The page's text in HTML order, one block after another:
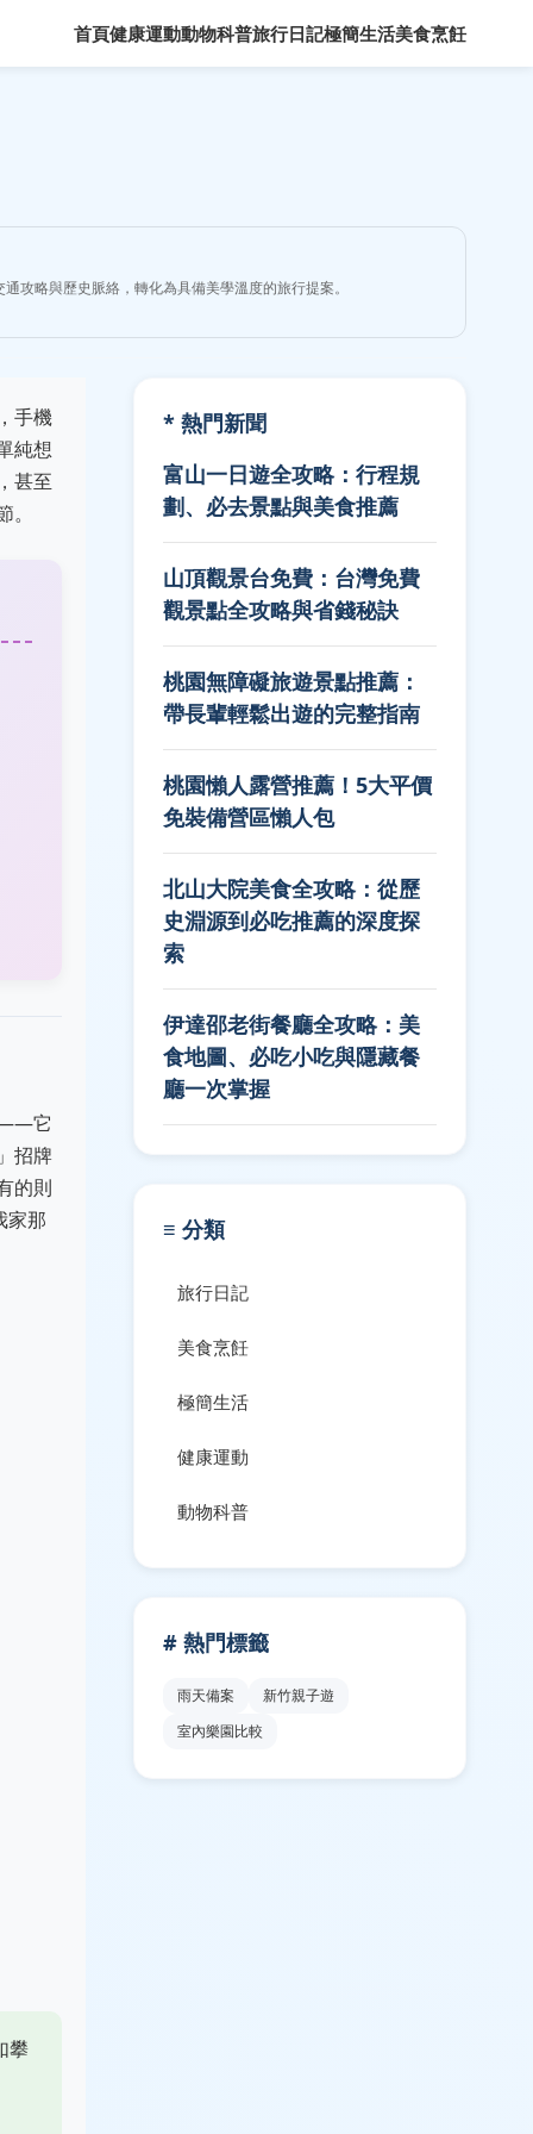
首頁健康運動動物科普旅行日記極簡生活美食烹飪
攻略與歷史脈絡，轉化為具備美學溫度的旅行提案。
手機
純想
甚至
——它
招牌
的則
家那
攀
* 熱門新聞
富山一日遊全攻略：行程規
劃、必去景點與美食推薦
山頂觀景台免費：台灣免費
觀景點全攻略與省錢秘訣
桃園無障礙旅遊景點推薦：
帶長輩輕鬆出遊的完整指南
桃園懶人露營推薦！5大平價
免裝備營區懶人包
北山大院美食全攻略：從歷
史淵源到必吃推薦的深度探
索
伊達邵老街餐廳全攻略：美
食地圖、必吃小吃與隱藏餐
廳一次掌握
≡ 分類
旅行日記
美食烹飪
極簡生活
健康運動
動物科普
# 熱門標籤
雨天備案
新竹親子遊
室內樂園比較